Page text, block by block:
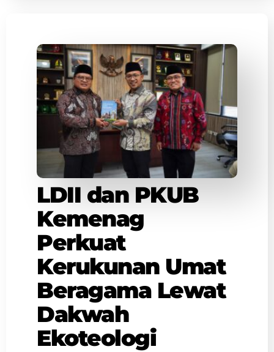
LDII dan PKUB
Kemenag
Perkuat
Kerukunan Umat
Beragama Lewat
Dakwah
Ekoteologi